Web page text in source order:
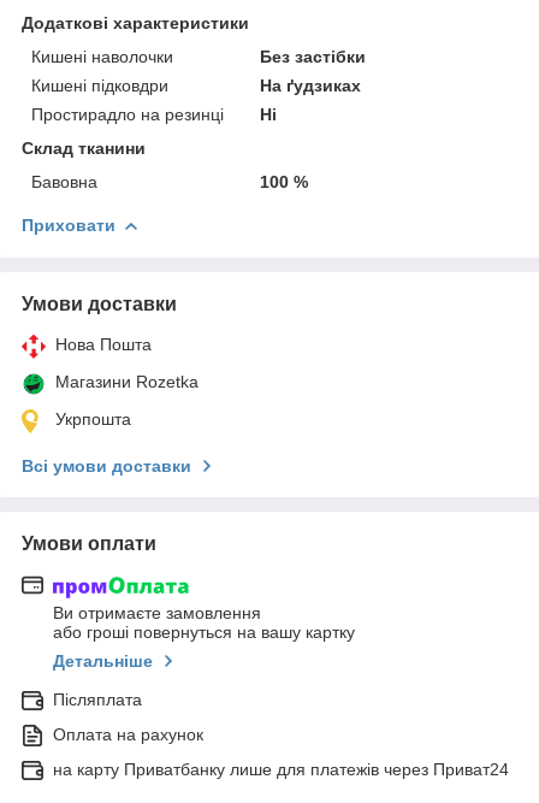
Додаткові характеристики
Кишені наволочки
Без застібки
Кишені підковдри
На ґудзиках
Простирадло на резинці
Ні
Склад тканини
Бавовна
100 %
Приховати
Умови доставки
Нова Пошта
Магазини Rozetka
Укрпошта
Всі умови доставки
Умови оплати
Ви отримаєте замовлення
або гроші повернуться на вашу картку
Детальніше
Післяплата
Оплата на рахунок
на карту Приватбанку лише для платежів через Приват24